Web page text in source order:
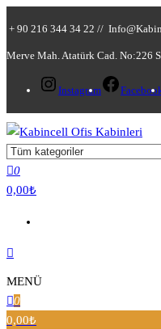
+ 90 216 344 34 22 //
Merve Mah. Atatürk Cad. No:226
Instagram
Kabincell Ofis Kabinleri
0
0,00₺
MENÜ
0
0,00₺